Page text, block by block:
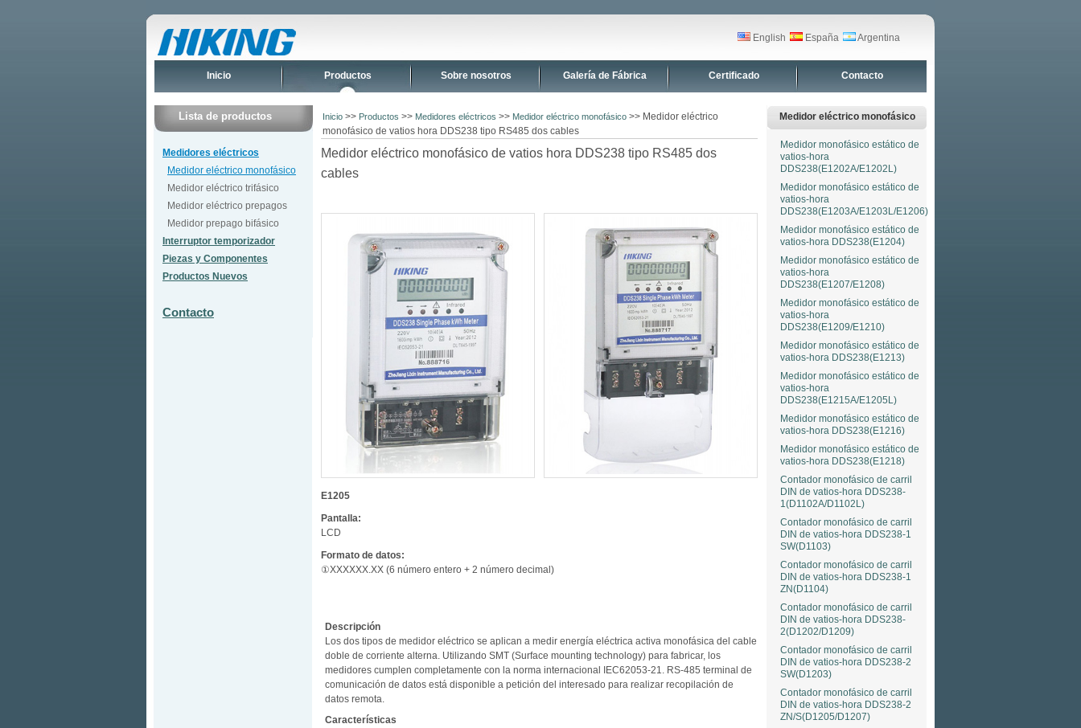
English España Argentina
Inicio Productos Sobre nosotros Galería de Fábrica Certificado Contacto
Lista de productos
Medidores eléctricos
Medidor eléctrico monofásico
Medidor eléctrico trifásico
Medidor eléctrico prepagos
Medidor prepago bifásico
Interruptor temporizador
Piezas y Componentes
Productos Nuevos
Contacto
Inicio >> Productos >> Medidores eléctricos >> Medidor eléctrico monofásico >> Medidor eléctrico
monofásico de vatios hora DDS238 tipo RS485 dos cables
Medidor eléctrico monofásico de vatios hora DDS238 tipo RS485 dos
cables
E1205
Pantalla:
LCD
Formato de datos:
①XXXXXX.XX (6 número entero + 2 número decimal)
Descripción
Los dos tipos de medidor eléctrico se aplican a medir energía eléctrica activa monofásica del cable
doble de corriente alterna. Utilizando SMT (Surface mounting technology) para fabricar, los
medidores cumplen completamente con la norma internacional IEC62053-21. RS-485 terminal de
comunicación de datos está disponible a petición del interesado para realizar recopilación de
datos remota.
Características
Medidor eléctrico monofásico
Medidor monofásico estático de
vatios-hora
DDS238(E1202A/E1202L)
Medidor monofásico estático de
vatios-hora
DDS238(E1203A/E1203L/E1206)
Medidor monofásico estático de
vatios-hora DDS238(E1204)
Medidor monofásico estático de
vatios-hora
DDS238(E1207/E1208)
Medidor monofásico estático de
vatios-hora
DDS238(E1209/E1210)
Medidor monofásico estático de
vatios-hora DDS238(E1213)
Medidor monofásico estático de
vatios-hora
DDS238(E1215A/E1205L)
Medidor monofásico estático de
vatios-hora DDS238(E1216)
Medidor monofásico estático de
vatios-hora DDS238(E1218)
Contador monofásico de carril
DIN de vatios-hora DDS238-
1(D1102A/D1102L)
Contador monofásico de carril
DIN de vatios-hora DDS238-1
SW(D1103)
Contador monofásico de carril
DIN de vatios-hora DDS238-1
ZN(D1104)
Contador monofásico de carril
DIN de vatios-hora DDS238-
2(D1202/D1209)
Contador monofásico de carril
DIN de vatios-hora DDS238-2
SW(D1203)
Contador monofásico de carril
DIN de vatios-hora DDS238-2
ZN/S(D1205/D1207)